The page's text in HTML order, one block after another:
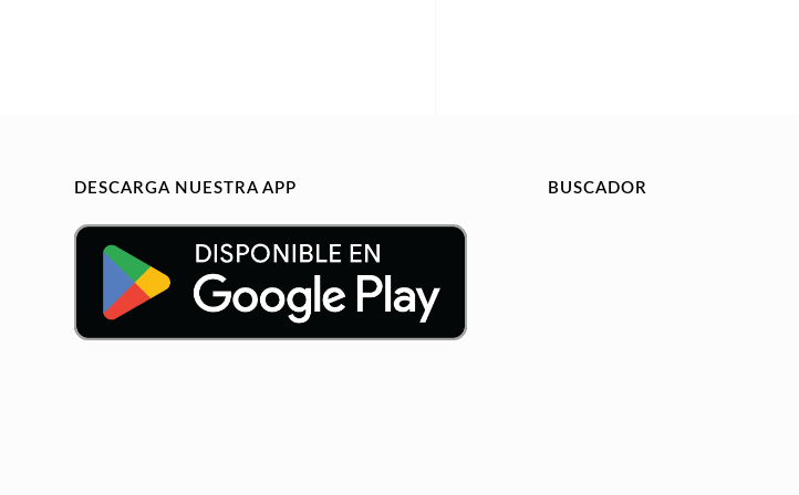
DESCARGA NUESTRA APP BUSCADOR